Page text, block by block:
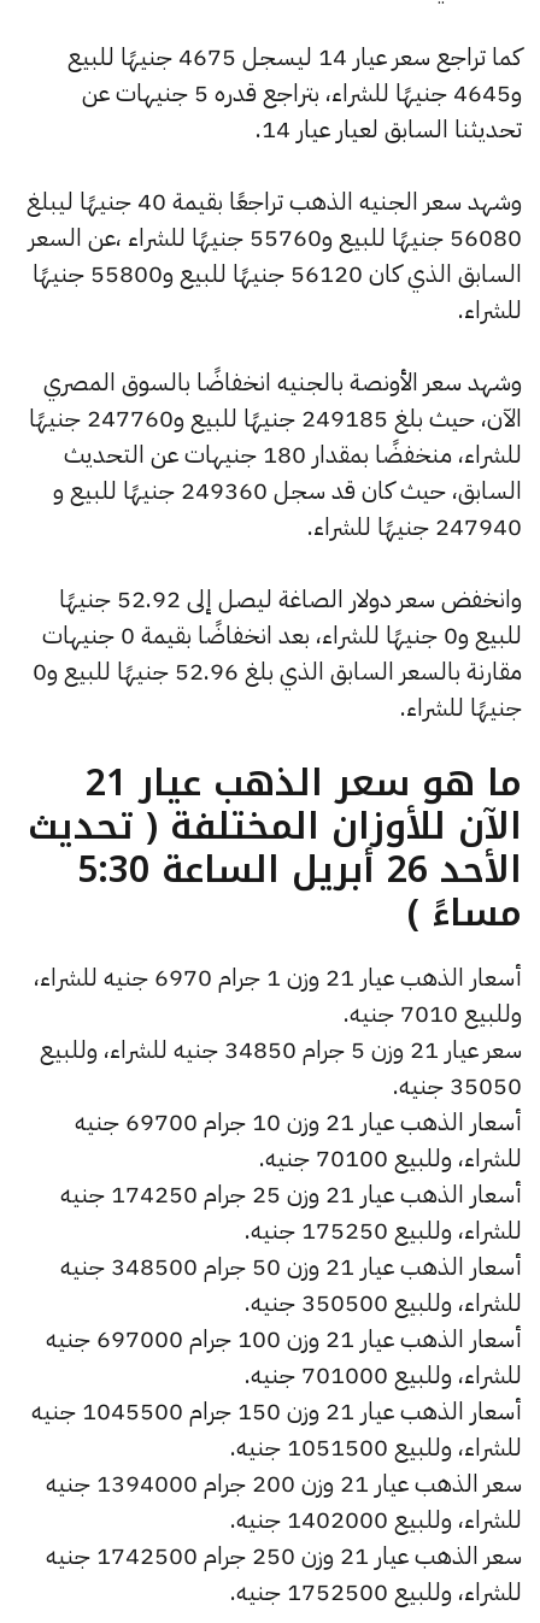
كما تراجع سعر عيار 14 ليسجل 4675 جنيهًا للبيع
و4645 جنيهًا للشراء، بتراجع قدره 5 جنيهات عن
تحديثنا السابق لعيار عيار 14.
وشهد سعر الجنيه الذهب تراجعًا بقيمة 40 جنيهًا ليبلغ
56080 جنيهًا للبيع و55760 جنيهًا للشراء ،عن السعر
السابق الذي كان 56120 جنيهًا للبيع و55800 جنيهًا
للشراء.
وشهد سعر الأونصة بالجنيه انخفاضًا بالسوق المصري
الآن، حيث بلغ 249185 جنيهًا للبيع و247760 جنيهًا
للشراء، منخفضًا بمقدار 180 جنيهات عن التحديث
السابق، حيث كان قد سجل 249360 جنيهًا للبيع و
247940 جنيهًا للشراء.
وانخفض سعر دولار الصاغة ليصل إلى 52.92 جنيهًا
للبيع و0 جنيهًا للشراء، بعد انخفاضًا بقيمة 0 جنيهات
مقارنة بالسعر السابق الذي بلغ 52.96 جنيهًا للبيع و0
جنيهًا للشراء.
ما هو سعر الذهب عيار 21
الآن للأوزان المختلفة ( تحديث
الأحد 26 أبريل الساعة 5:30
مساءً )
أسعار الذهب عيار 21 وزن 1 جرام 6970 جنيه للشراء،
وللبيع 7010 جنيه.
سعر عيار 21 وزن 5 جرام 34850 جنيه للشراء، وللبيع
35050 جنيه.
أسعار الذهب عيار 21 وزن 10 جرام 69700 جنيه
للشراء، وللبيع 70100 جنيه.
أسعار الذهب عيار 21 وزن 25 جرام 174250 جنيه
للشراء، وللبيع 175250 جنيه.
أسعار الذهب عيار 21 وزن 50 جرام 348500 جنيه
للشراء، وللبيع 350500 جنيه.
أسعار الذهب عيار 21 وزن 100 جرام 697000 جنيه
للشراء، وللبيع 701000 جنيه.
أسعار الذهب عيار 21 وزن 150 جرام 1045500 جنيه
للشراء، وللبيع 1051500 جنيه.
سعر الذهب عيار 21 وزن 200 جرام 1394000 جنيه
للشراء، وللبيع 1402000 جنيه.
سعر الذهب عيار 21 وزن 250 جرام 1742500 جنيه
للشراء، وللبيع 1752500 جنيه.